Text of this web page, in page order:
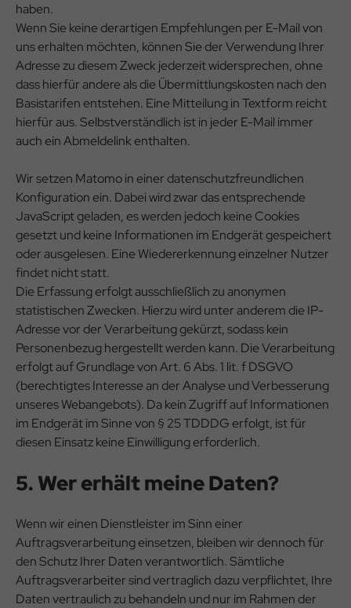
haben.
Wenn Sie keine derartigen Empfehlungen per E-Mail von
uns erhalten möchten, können Sie der Verwendung Ihrer
Adresse zu diesem Zweck jederzeit widersprechen, ohne
dass hierfür andere als die Übermittlungskosten nach den
Basistarifen entstehen. Eine Mitteilung in Textform reicht
hierfür aus. Selbstverständlich ist in jeder E-Mail immer
auch ein Abmeldelink enthalten.
Wir setzen Matomo in einer datenschutzfreundlichen
Konfiguration ein. Dabei wird zwar das entsprechende
JavaScript geladen, es werden jedoch keine Cookies
gesetzt und keine Informationen im Endgerät gespeichert
oder ausgelesen. Eine Wiedererkennung einzelner Nutzer
findet nicht statt.
Die Erfassung erfolgt ausschließlich zu anonymen
statistischen Zwecken. Hierzu wird unter anderem die IP-
Adresse vor der Verarbeitung gekürzt, sodass kein
Personenbezug hergestellt werden kann. Die Verarbeitung
erfolgt auf Grundlage von Art. 6 Abs. 1 lit. f DSGVO
(berechtigtes Interesse an der Analyse und Verbesserung
unseres Webangebots). Da kein Zugriff auf Informationen
im Endgerät im Sinne von § 25 TDDDG erfolgt, ist für
diesen Einsatz keine Einwilligung erforderlich.
5. Wer erhält meine Daten?
Wenn wir einen Dienstleister im Sinn einer
Auftragsverarbeitung einsetzen, bleiben wir dennoch für
den Schutz Ihrer Daten verantwortlich. Sämtliche
Auftragsverarbeiter sind vertraglich dazu verpflichtet, Ihre
Daten vertraulich zu behandeln und nur im Rahmen der